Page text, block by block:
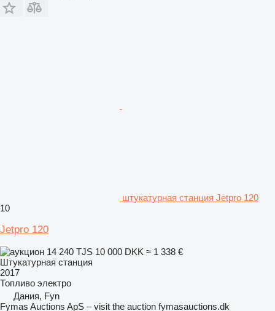
штукатурная станция Jetpro 120
10
Jetpro 120
14 240 TJS 10 000 DKK ≈ 1 338 €
Штукатурная станция
2017
Топливо электро
Дания, Fyn
Fymas Auctions ApS – visit the auction fymasauctions.dk